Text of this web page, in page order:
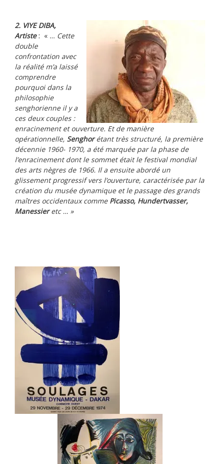
2. VIYE DIBA,
Artiste: « … Cette
double
confrontation avec
la réalité m’a laissé
comprendre
pourquoi dans la
philosophie
senghorienne il y a
ces deux couples :
enracinement et ouverture. Et de manière
opérationnelle, Senghorétant très structuré, la première
décennie 1960- 1970, a été marquée par la phase de
l’enracinement dont le sommet était le festival mondial
des arts nègres de 1966. Il a ensuite abordé un
glissement progressif vers l’ouverture, caractérisée par la
création du musée dynamique et le passage des grands
maîtres occidentaux comme Picasso, Hundertvasser,
Manessieretc … »